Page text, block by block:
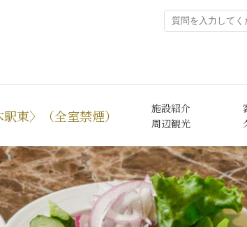
東〉（全室禁煙） 施設紹介
周辺観光